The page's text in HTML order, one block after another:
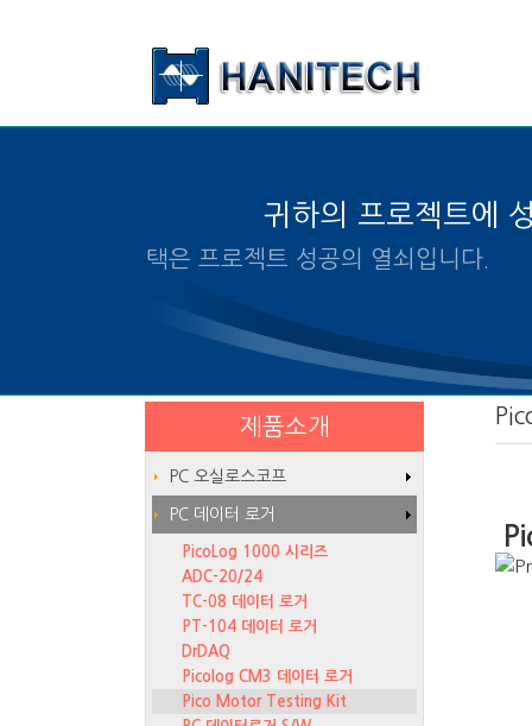
귀하의 프로젝트에
알맞은 제품의 선택은 프
제품소개
PC 오실로스코프
PC 데이터 로거
PicoLog 1000 시리즈
ADC-20/24
TC-08 데이터 로거
PT-104 데이터 로거
DrDAQ
Picolog CM3 데이터 로거
Pico Motor Testing Kit